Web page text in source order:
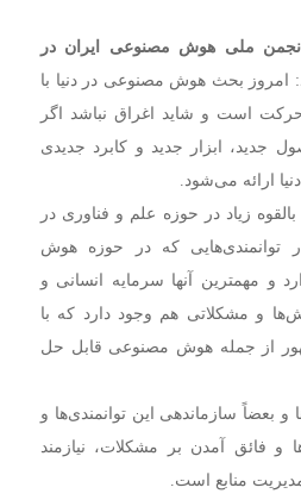
ملی هوش مصنوعی ایران در
امروز بحث هوش مصنوعی در دنیا با
است و شاید اغراق نباشد اگر
جدید، ابزار جدید و کابرد جدیدی
ارائه می‌شود.
زیاد در حوزه علم و فناوری در
توانمندی‌هایی که در حوزه هوش
و مهمترین آنها سرمایه انسانی و
و مشکلاتی هم وجود دارد که با
از جمله هوش مصنوعی قابل حل
بعضاً سازماندهی این توانمندی‌ها و
فائق آمدن بر مشکلات، نیازمند
منابع است.